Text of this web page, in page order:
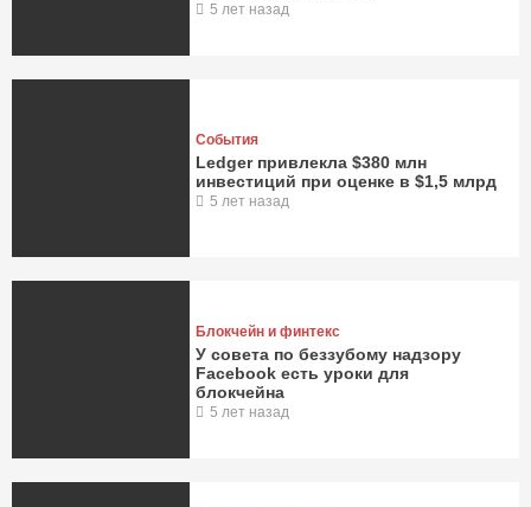
5 лет назад
События
Ledger привлекла $380 млн
инвестиций при оценке в $1,5 млрд
5 лет назад
Блокчейн и финтекс
У совета по беззубому надзору
Facebook есть уроки для
блокчейна
5 лет назад